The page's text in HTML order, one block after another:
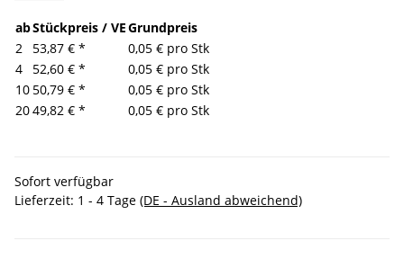
abStückpreis / VEGrundpreis
2
53,87 € *
0,05 € pro Stk
4
52,60 € *
0,05 € pro Stk
10 50,79 € *
0,05 € pro Stk
2049,82 € * 0,05 € pro Stk
Sofort verfügbar
Lieferzeit: 1 - 4 Tage (DE - Ausland abweichend)